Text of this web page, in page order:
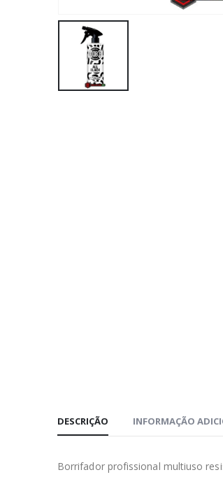
DESCRIÇÃO INFORMAÇÃO
Borrifador profissional multiuso